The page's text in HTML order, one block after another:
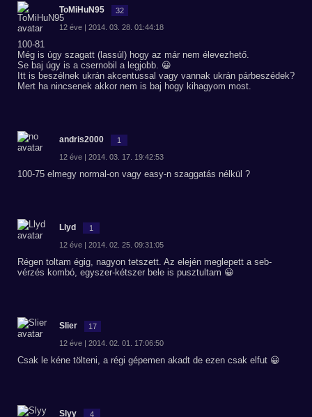
ToMiHuN95 32
12 éve | 2014. 03. 28. 01:44:18
100-81
Még is úgy szagatt (lassúl) hogy az már nem élevezhető.
Se baj úgy is a csernobil a legjobb. 😀
Itt is beszélnek ukrán akcentussal vagy vannak ukrán párbeszédek?
Mert ha nincsenek akkor nem is baj hogy kihagyom most.
andris2000 1
12 éve | 2014. 03. 17. 19:42:53
100-75 elmegy normal-on vagy easy-n szaggatás nélkül ?
Llyd 1
12 éve | 2014. 02. 25. 09:31:05
Régen toltam égig, nagyon tetszett. Az elején meglepett a seb-
vérzés kombó, egyszer-kétszer bele is pusztultam 😀
Slier 17
12 éve | 2014. 02. 01. 17:06:50
Csak le kéne tölteni, a régi gépemen akadt de ezen csak elfut 😀
Slyy 4